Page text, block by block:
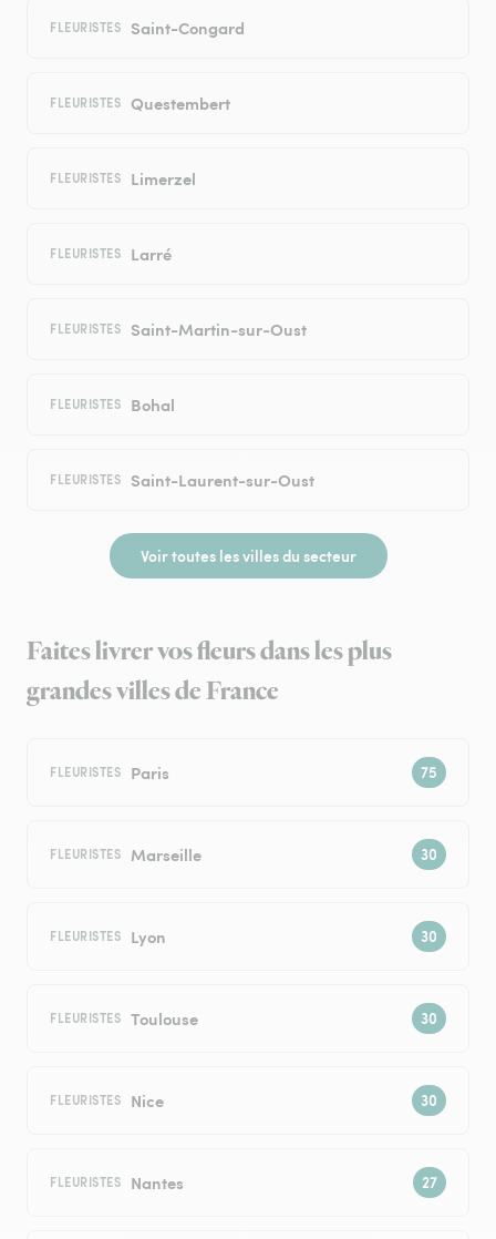
FLEURISTES Saint-Congard
FLEURISTES Questembert
FLEURISTES Limerzel
FLEURISTES Larré
FLEURISTES Saint-Martin-sur-Oust
FLEURISTES Bohal
FLEURISTES Saint-Laurent-sur-Oust
Voir toutes les villes du secteur
Faites livrer vos fleurs dans les plus
grandes villes de France
FLEURISTES Paris
FLEURISTES Marseille
FLEURISTES Lyon
FLEURISTES Toulouse
FLEURISTES Nice
FLEURISTES Nantes